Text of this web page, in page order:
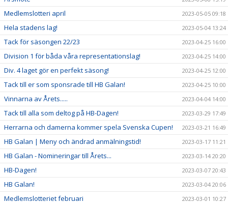
Medlemslotteri april 2023-05-05 09:18
Hela stadens lag! 2023-05-04 13:24
Tack för säsongen 22/23 2023-04-25 16:00
Division 1 för båda våra representationslag! 2023-04-25 14:00
Div. 4 laget gör en perfekt säsong! 2023-04-25 12:00
Tack till er som sponsrade till HB Galan! 2023-04-25 10:00
Vinnarna av Årets..... 2023-04-04 14:00
Tack till alla som deltog på HB-Dagen! 2023-03-29 17:49
Herrarna och damerna kommer spela Svenska Cupen! 2023-03-21 16:49
HB Galan | Meny och ändrad anmälningstid! 2023-03-17 11:21
HB Galan - Nomineringar till Årets... 2023-03-14 20:20
HB-Dagen! 2023-03-07 20:43
HB Galan! 2023-03-04 20:06
Medlemslotteriet februari 2023-03-01 10:27